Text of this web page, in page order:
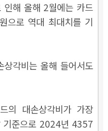
인해 올해 2월에는 카드
으로 역대 최대치를 기
상각비는 올해 들어서도
의 대손상각비가 가장
기준으로 2024년 4357